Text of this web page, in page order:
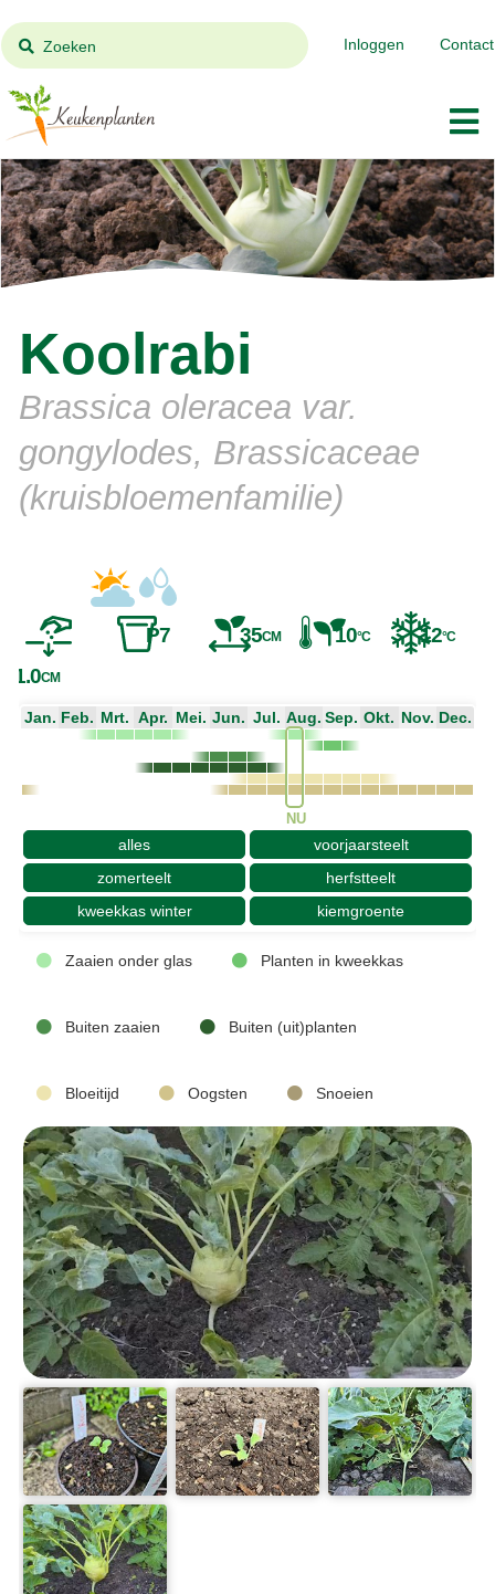
Contact
Inloggen
Zoeken
Koolrabi
Brassica oleracea var.
gongylodes, Brassicaceae
(kruisbloemenfamilie)
°C
12
°C
10
CM
35
P7
CM
1.0
Jan. Feb. Mrt. Apr. Mei. Jun. Jul. Aug. Sep. Okt. Nov. Dec.
NU
alles
voorjaarsteelt
zomerteelt
herfstteelt
kweekkas winter
kiemgroente
Zaaien onder glas Planten in kweekkas
Buiten zaaien Buiten (uit)planten
Bloeitijd Oogsten Snoeien